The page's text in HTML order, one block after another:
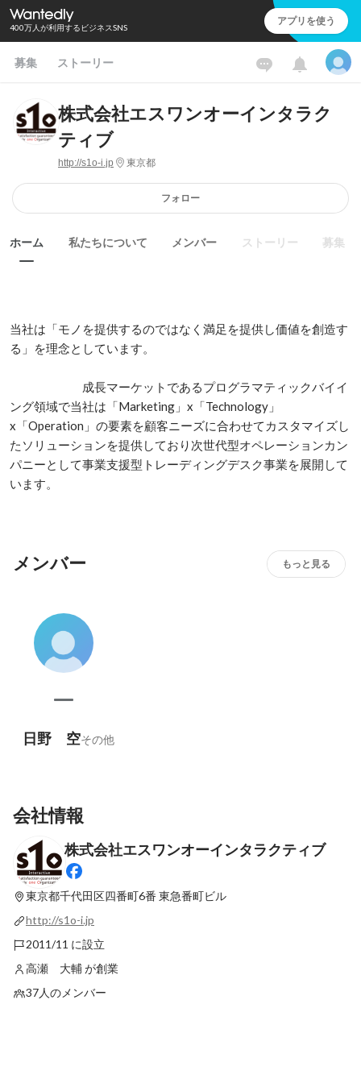
400万人が利用するビジネスSNS アプリを使う
募集 ストーリー
株式会社エスワンオーインタラク
ティブ
http://s1o-i.jp 東京都
フォロー
ホーム 私たちについて メンバー ストーリー 募集
当社は「モノを提供するのではなく満足を提供し価値を創造す
る」を理念としています。
成長マーケットであるプログラマティックバイイ
ング領域で当社は「Marketing」x「Technology」
x「Operation」の要素を顧客ニーズに合わせてカスタマイズし
たソリューションを提供しており次世代型オペレーションカン
パニーとして事業支援型トレーディングデスク事業を展開して
います。
メンバー もっと見る
日野 空その他
会社情報
株式会社エスワンオーインタラクティブ
東京都千代田区四番町6番 東急番町ビル
http://s1o-i.jp
2011/11 に設立
高瀬 大輔 が創業
37人のメンバー